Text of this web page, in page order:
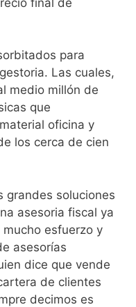
para
Las cuales,
medio millón de
que
oficina y
los cerca de cien
grandes soluciones
asesoria fiscal ya
esfuerzo y
asesorías
dice que vende
de clientes
decimos es